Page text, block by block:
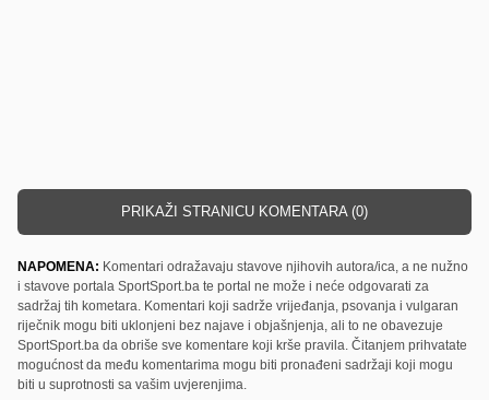
PRIKAŽI STRANICU KOMENTARA (0)
NAPOMENA: Komentari odražavaju stavove njihovih autora/ica, a ne nužno
i stavove portala SportSport.ba te portal ne može i neće odgovarati za
sadržaj tih kometara. Komentari koji sadrže vrijeđanja, psovanja i vulgaran
riječnik mogu biti uklonjeni bez najave i objašnjenja, ali to ne obavezuje
SportSport.ba da obriše sve komentare koji krše pravila. Čitanjem prihvatate
mogućnost da među komentarima mogu biti pronađeni sadržaji koji mogu
biti u suprotnosti sa vašim uvjerenjima.